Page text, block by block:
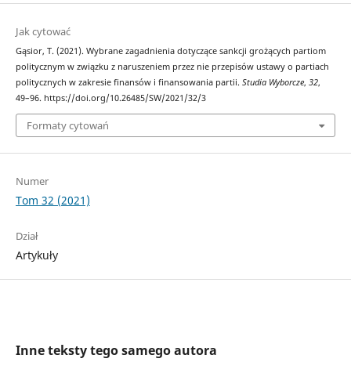
Jak cytować
Gąsior, T. (2021). Wybrane zagadnienia dotyczące sankcji grożących partiom
politycznym w związku z naruszeniem przez nie przepisów ustawy o partiach
politycznych w zakresie finansów i finansowania partii. Studia Wyborcze, 32,
49–96. https://doi.org/10.26485/SW/2021/32/3
Formaty cytowań
Numer
Tom 32 (2021)
Dział
Artykuły
Inne teksty tego samego autora